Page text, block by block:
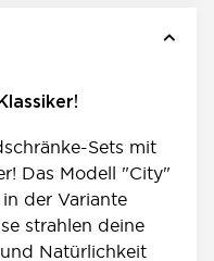
Sets mit
Das Modell "City"
der Variante
strahlen deine
Natürlichkeit